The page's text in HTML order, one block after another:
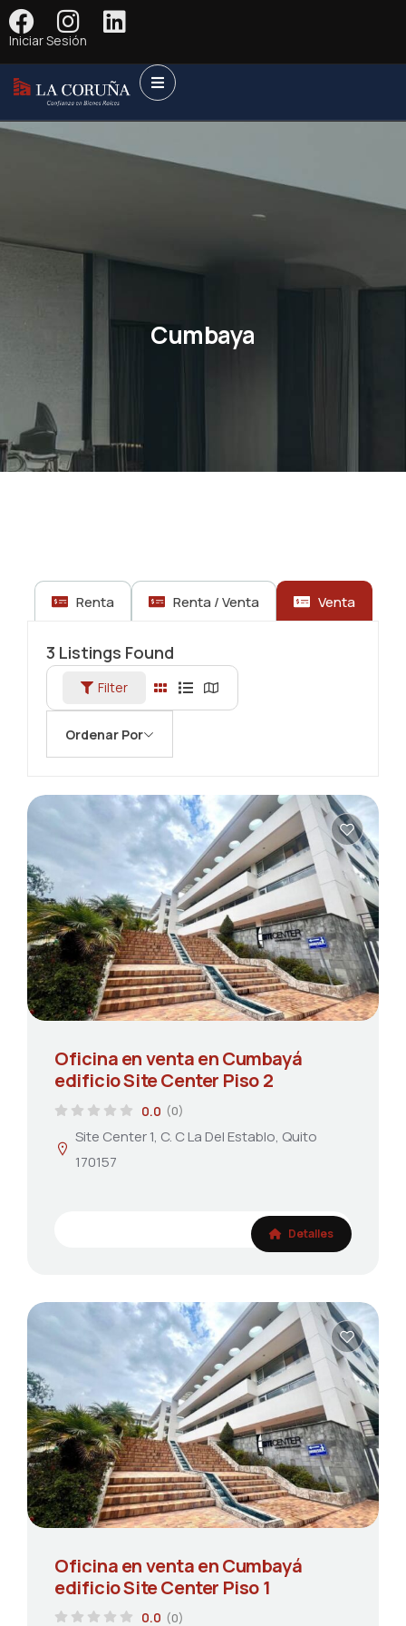
Iniciar Sesión
Cumbaya
Renta Renta / Venta Venta
3 Listings Found
Filter
Ordenar Por
Oficina en venta en Cumbayá
edificio Site Center Piso 2
0.0 (0)
Site Center 1, C. C La Del Establo, Quito
170157
Detalles
Oficina en venta en Cumbayá
edificio Site Center Piso 1
0.0 (0)